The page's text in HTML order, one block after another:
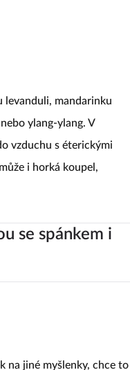
levanduli, mandarinku
ylang-ylang. V
vzduchu s éterickými
i horká koupel,
se spánkem i
na jiné myšlenky, chce to